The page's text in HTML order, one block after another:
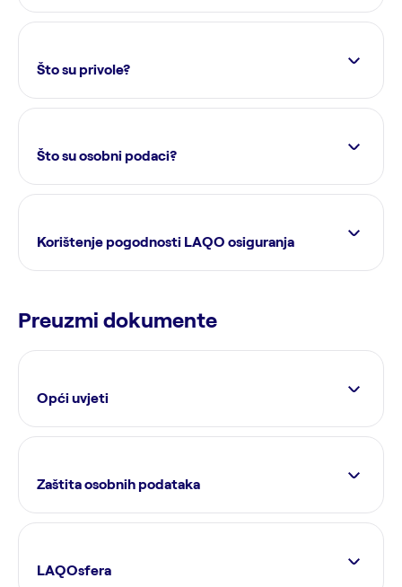
Što su privole?
Što su osobni podaci?
Korištenje pogodnosti LAQO osiguranja
Preuzmi dokumente
Opći uvjeti
Zaštita osobnih podataka
LAQOsfera